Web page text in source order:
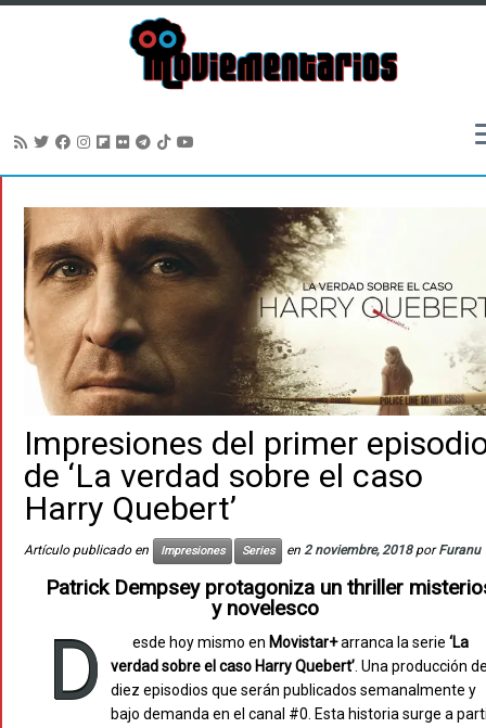
contenido
Impresiones del primer
de ‘La verdad sobre el caso
Harry Quebert’
Artículo publicado en Impresiones Series en 2 noviembre, 2018 porFuranu
Patrick Dempsey protagoniza un thriller
y novelesco
D esde hoy mismo en Movistar+arranca la serie ‘La
verdad sobre el caso Harry Quebert’. Una producción
diez episodios que serán publicados semanalmente y
bajo demanda en el canal #0. Esta historia surge a